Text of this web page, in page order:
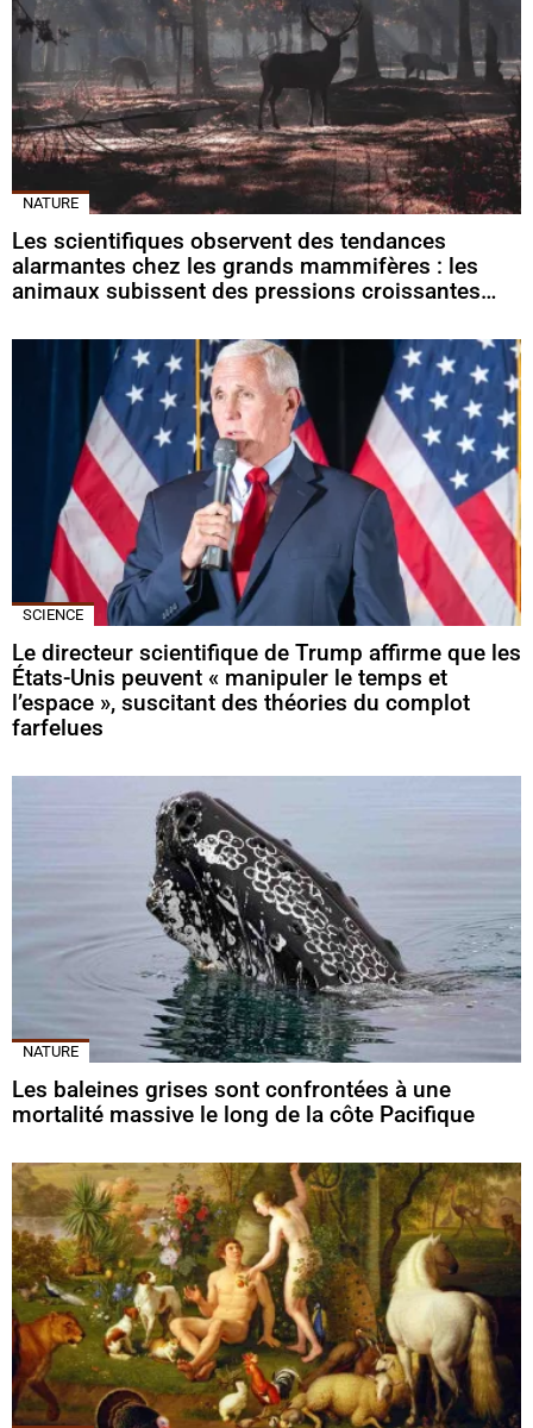
NATURE
Les scientifiques observent des tendances
alarmantes chez les grands mammifères : les
animaux subissent des pressions croissantes…
SCIENCE
Le directeur scientifique de Trump affirme que les
États-Unis peuvent « manipuler le temps et
l’espace », suscitant des théories du complot
farfelues
NATURE
Les baleines grises sont confrontées à une
mortalité massive le long de la côte Pacifique